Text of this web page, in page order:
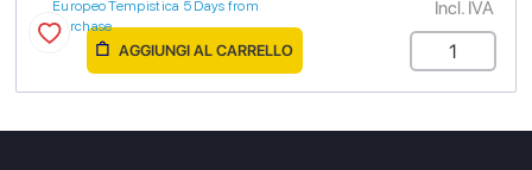
Europeo Tempistica 5 Days from
purchase
Incl. IVA
AGGIUNGI AL CARRELLO